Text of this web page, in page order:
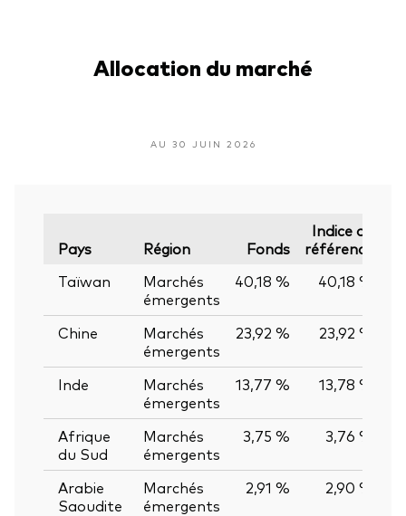
Allocation du marché
AU 30 JUIN 2026
Pays Région Fonds
Indice de
référence
Taïwan
Marchés
émergents
40,18 % 40,18 %
Chine
Marchés
émergents
23,92 % 23,92 %
Inde
Marchés
émergents
13,77 % 13,78 %
Afrique
du Sud
Marchés
émergents
3,75 % 3,76 %
Arabie
Saoudite
Marchés
émergents
2,91 % 2,90 %